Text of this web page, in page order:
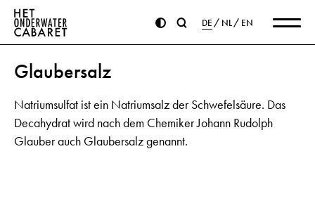
DE NL EN
Glaubersalz
Natriumsulfat ist ein Natriumsalz der Schwefelsäure. Das
Decahydrat wird nach dem Chemiker Johann Rudolph
Glauber auch Glaubersalz genannt.